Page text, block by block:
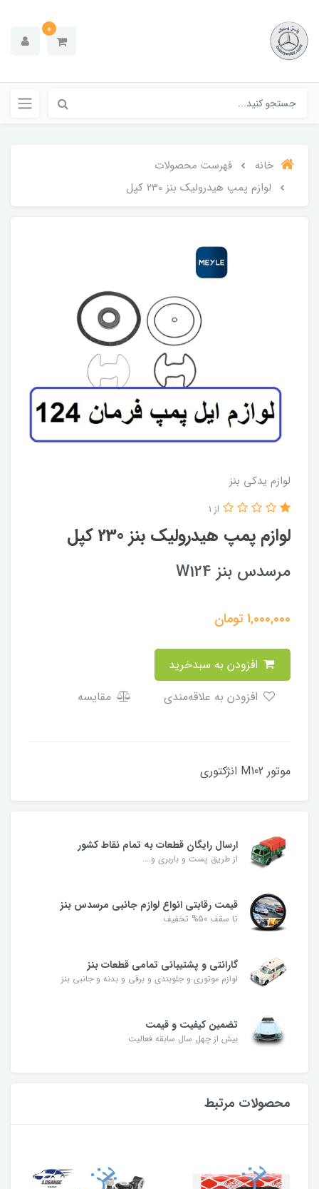
0
خانه
فهرست محصولات
لوازم پمپ هیدرولیک بنز 230 کپل
لوازم یدکی بنز
لوازم پمپ هیدرولیک بنز 230 کپل
از 1
مرسدس بنز W124
1,000,000تومان
مقایسه
موتور M102 انژکتوری
ارسال رایگان قطعات به تمام نقاط کشور
از طریق پست و باربری و....
قیمت رقابتی انواع لوازم جانبی مرسدس بنز
تا سقف 50% تخفیف
گارانتی و پشتیبانی تمامی قطعات بنز
لوازم موتوری و جلوبندی و برقی و بدنه و جانبی بنز
تضمین کیفیت و قیمت
بیش از چهل سال سابقه فعالیت
محصولات مرتبط